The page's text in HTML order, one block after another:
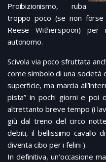
Proibizionismo, ruba
troppo poco (se non forse
Reese Witherspoon)
autonomo.
Scivola via poco sfruttata
come simbolo di una società
superficie, ma marcia
pista” in pochi giorni e poi
altrettanto breve tempo (i
giù dal treno del circo
debiti, il bellissimo cavallo
diventa cibo per i felini ).
In definitiva, un’occasione